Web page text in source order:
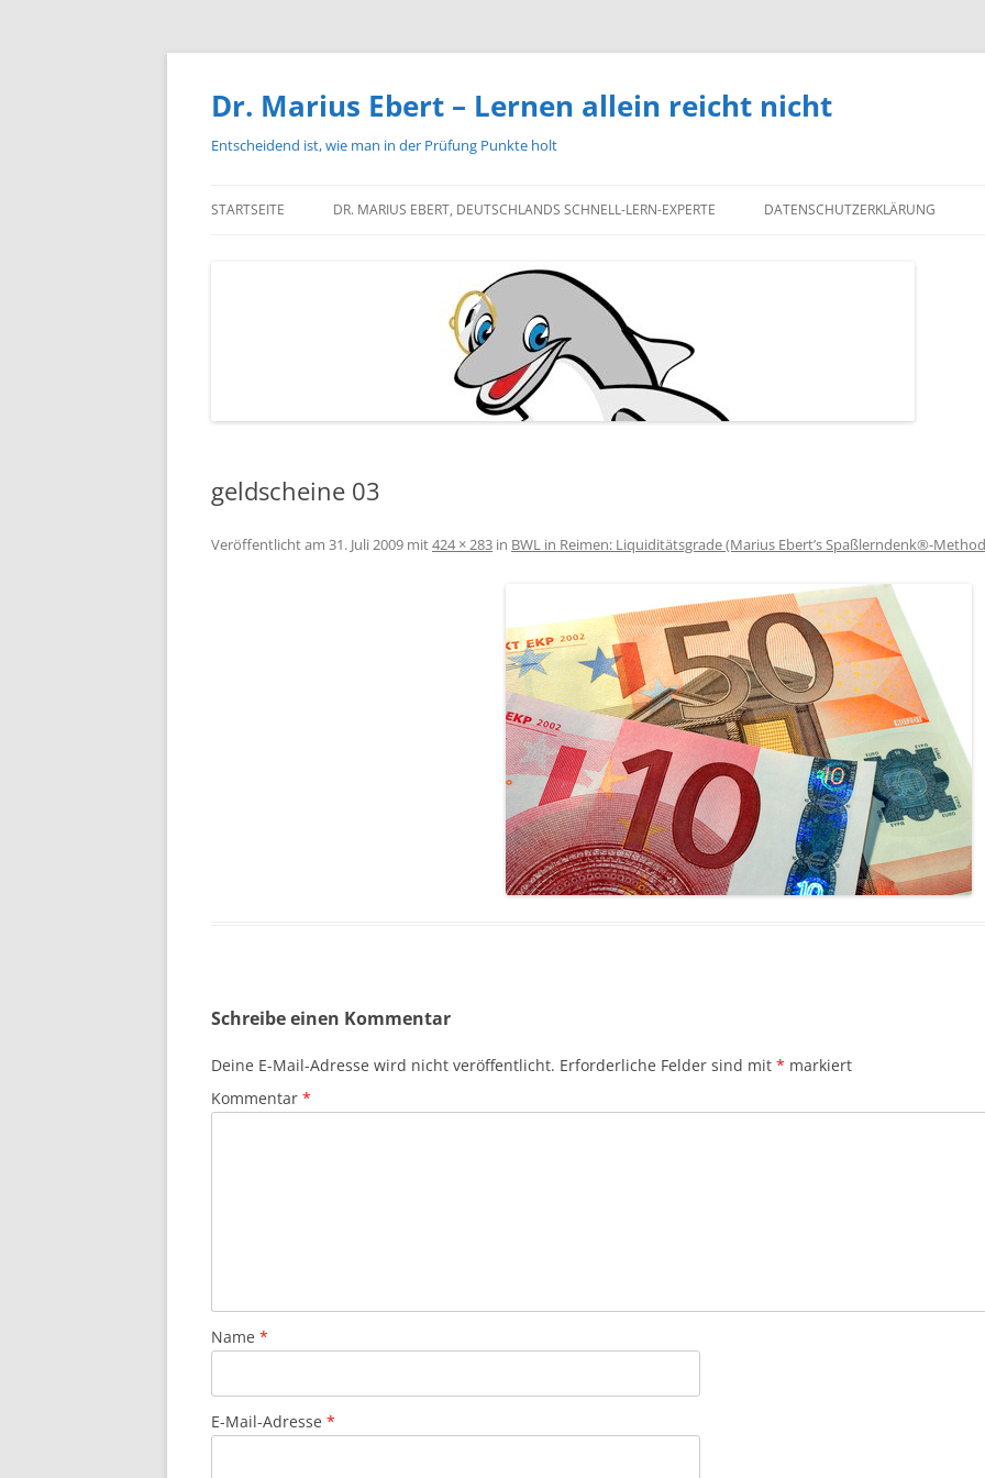
Zum
Dr. Marius Ebert – Lernen allein reicht nicht
Entscheidend ist, wie man in der Prüfung Punkte holt
STARTSEITE DR. MARIUS EBERT, DEUTSCHLANDS SCHNELL-LERN-EXPERTE DATENSCHUTZERKLÄRUNG
geldscheine 03
Veröffentlicht am 31. Juli 2009 mit424 × 283 in BWL in Reimen: Liquiditätsgrade (Marius Ebert’s Spaßlerndenk®-
Schreibe einen Kommentar
Deine E-Mail-Adresse wird nicht veröffentlicht. Erforderliche Felder sind mit * markiert
Kommentar *
Name *
E-Mail-Adresse *